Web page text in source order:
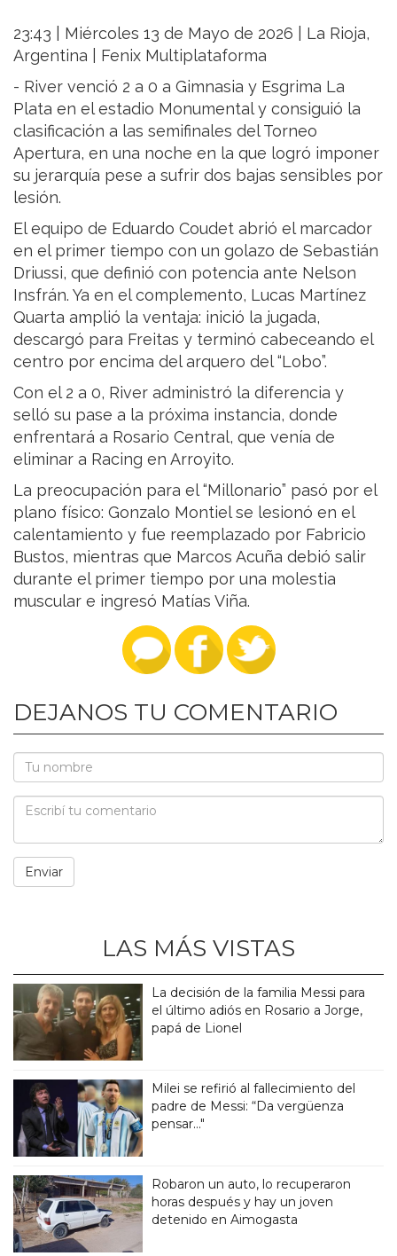
23:43 | Miércoles 13 de Mayo de 2026 | La Rioja,
Argentina | Fenix Multiplataforma
- River venció 2 a 0 a Gimnasia y Esgrima La
Plata en el estadio Monumental y consiguió la
clasificación a las semifinales del Torneo
Apertura, en una noche en la que logró imponer
su jerarquía pese a sufrir dos bajas sensibles por
lesión.
El equipo de Eduardo Coudet abrió el marcador
en el primer tiempo con un golazo de Sebastián
Driussi, que definió con potencia ante Nelson
Insfrán. Ya en el complemento, Lucas Martínez
Quarta amplió la ventaja: inició la jugada,
descargó para Freitas y terminó cabeceando el
centro por encima del arquero del “Lobo”.
Con el 2 a 0, River administró la diferencia y
selló su pase a la próxima instancia, donde
enfrentará a Rosario Central, que venía de
eliminar a Racing en Arroyito.
La preocupación para el “Millonario” pasó por el
plano físico: Gonzalo Montiel se lesionó en el
calentamiento y fue reemplazado por Fabricio
Bustos, mientras que Marcos Acuña debió salir
durante el primer tiempo por una molestia
muscular e ingresó Matías Viña.
DEJANOS TU COMENTARIO
LAS MÁS VISTAS
La decisión de la familia Messi para
el último adiós en Rosario a Jorge,
papá de Lionel
Milei se refirió al fallecimiento del
padre de Messi: “Da vergüenza
pensar..."
Robaron un auto, lo recuperaron
horas después y hay un joven
detenido en Aimogasta